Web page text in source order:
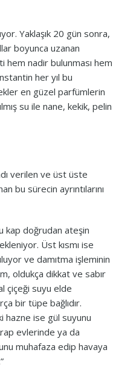
Yaklaşık 20 gün sonra,
boyunca uzanan
hem nadir bulunması hem
her yıl bu
en güzel parfümlerin
su ile nane, kekik, pelin
verilen ve üst üste
bu sürecin ayrıntılarını
kap doğrudan ateşin
Üst kısmı ise
ve damıtma işleminin
oldukça dikkat ve sabır
çiçeği suyu elde
bir tüpe bağlıdır.
hazne ise gül suyunu
evlerinde ya da
muhafaza edip havaya